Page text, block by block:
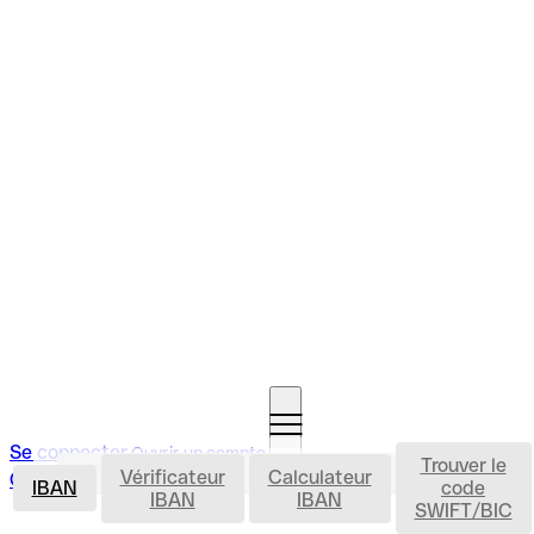
Se connecter Ouvrir un compte
Ouvrir un compte IBAN
IBAN
Vérificateur
IBAN
Calculateur
IBAN
Trouver le
code
SWIFT/BIC